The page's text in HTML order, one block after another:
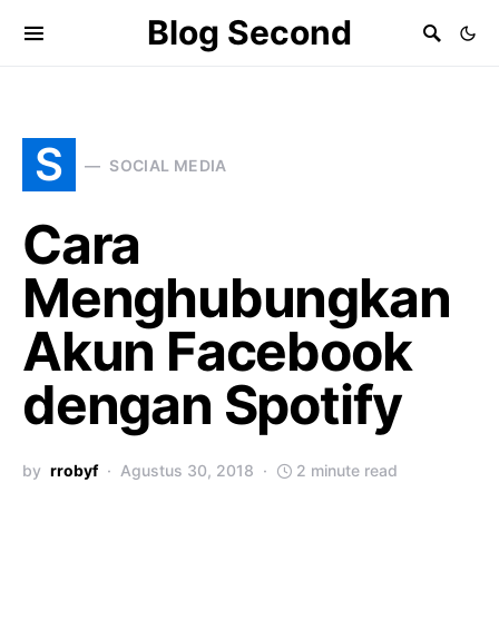
Blog Second
S SOCIAL MEDIA
Cara
Menghubungkan
Akun Facebook
dengan Spotify
by rrobyf Agustus 30, 2018 2 minute read